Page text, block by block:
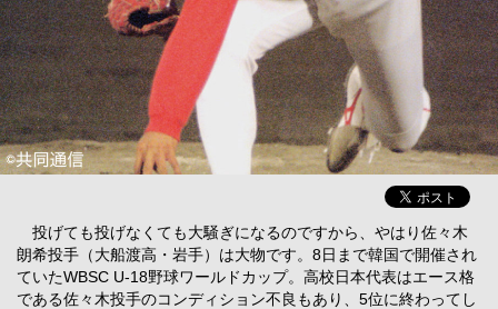
投げても投げなくても大騒ぎになるのですから、やはり佐々木
朗希投手（大船渡高・岩手）は大物です。8日まで韓国で開催され
ていたWBSC U-18野球ワールドカップ。高校日本代表はエース格
である佐々木投手のコンディション不良もあり、5位に終わってし